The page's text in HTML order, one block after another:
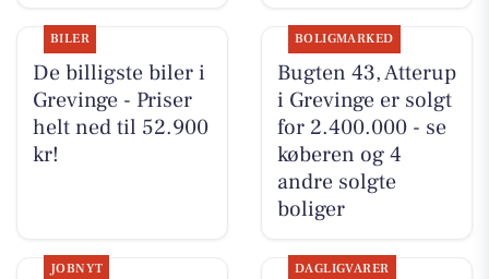
BILER
De billigste biler i
Grevinge - Priser
helt ned til 52.900
kr!
BOLIGMARKED
Bugten 43, Atterup
i Grevinge er solgt
for 2.400.000 - se
køberen og 4
andre solgte
boliger
JOBNYT DAGLIGVARER